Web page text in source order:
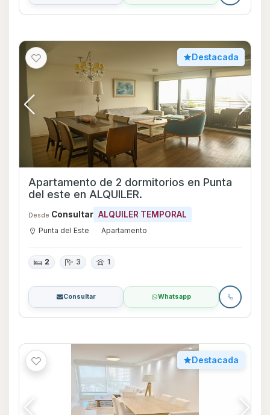
Destacada
Apartamento de 2 dormitorios en Punta
del este en ALQUILER.
Desde Consultar ALQUILER TEMPORAL
Punta del Este Apartamento
2 3 1
Consultar Whatsapp
Destacada